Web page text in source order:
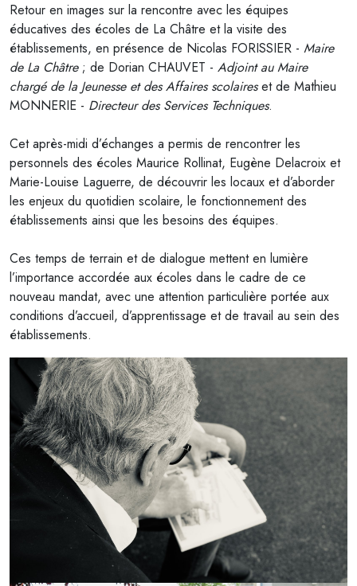
Retour en images sur la rencontre avec les équipes
éducatives des écoles de La Châtre et la visite des
établissements, en présence de Nicolas FORISSIER - Maire
de La Châtre; de Dorian CHAUVET - Adjoint au Maire
chargé de la Jeunesse et des Affaires scolaireset de Mathieu
MONNERIE - Directeur des Services Techniques.
Cet après-midi d’échanges a permis de rencontrer les
personnels des écoles Maurice Rollinat, Eugène Delacroix et
Marie-Louise Laguerre, de découvrir les locaux et d’aborder
les enjeux du quotidien scolaire, le fonctionnement des
établissements ainsi que les besoins des équipes.
Ces temps de terrain et de dialogue mettent en lumière
l’importance accordée aux écoles dans le cadre de ce
nouveau mandat, avec une attention particulière portée aux
conditions d’accueil, d’apprentissage et de travail au sein des
établissements.